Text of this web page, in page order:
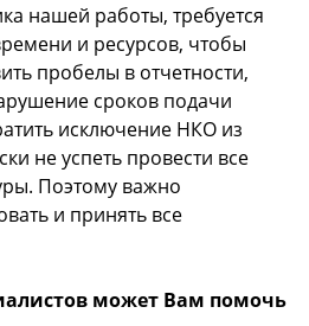
нашей работы, требуется
и ресурсов, чтобы
пробелы в отчетности,
сроков подачи
исключение НКО из
не успеть провести все
Поэтому важно
и принять все
может Вам помочь